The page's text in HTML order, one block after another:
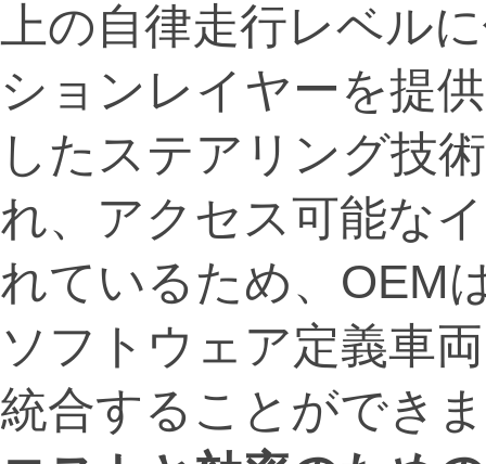
上の自律走行レベル
ションレイヤーを提
したステアリング技
れ、アクセス可能な
れているため、OEM
ソフトウェア定義車
統合することができ